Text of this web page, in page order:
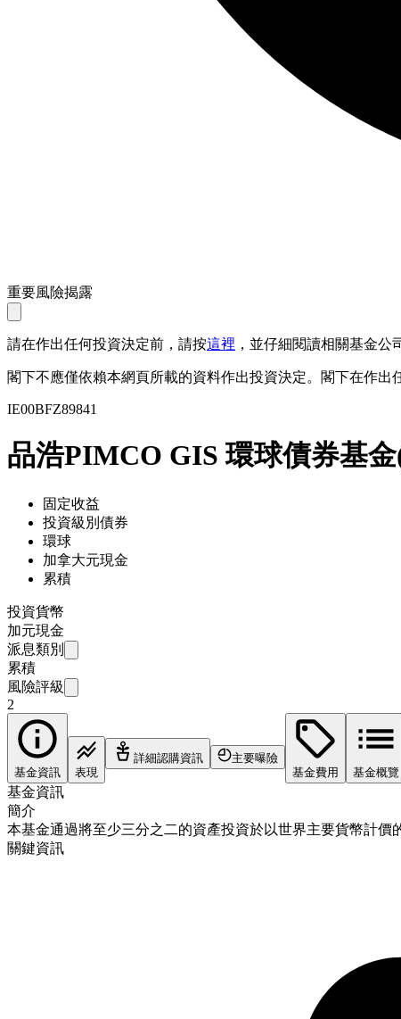
重要風險揭露
請在作出任何投資決定前，請按這裡 ，並仔細閱讀相關基金公
閣下不應僅依賴本網頁所載的資料作出投資決定。閣下在作出
IE00BFZ89841
品浩PIMCO GIS 環球債券基金
固定收益
投資級別債券
環球
加拿大元現金
累積
投資貨幣
加元現金
派息類別
累積
風險評級
2
基金資訊 表現
詳細認購資訊
主要曝險
基金費用
基金概覽
基金資訊
簡介
本基金通過將至少三分之二的資產投資於以世界主要貨幣計價
關鍵資訊